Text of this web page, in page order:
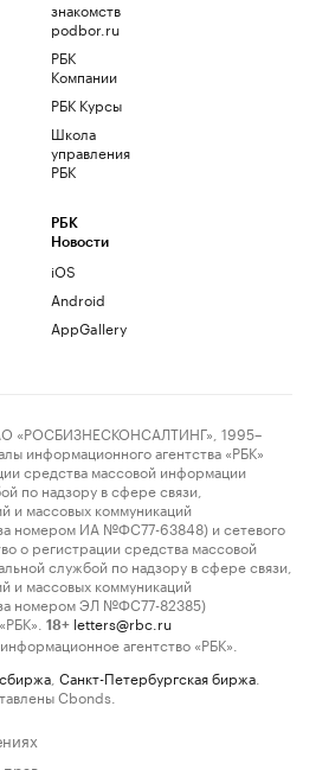
знакомств
podbor.ru
РБК
Компании
РБК Курсы
Школа
управления
РБК
РБК
Новости
iOS
Android
AppGallery
«РОСБИЗНЕСКОНСАЛТИНГ», 1995–
информационного агентства «РБК»
средства массовой информации
по надзору в сфере связи,
и массовых коммуникаций
номером ИА №ФС77-63848) и сетевого
о регистрации средства массовой
службой по надзору в сфере связи,
и массовых коммуникаций
номером ЭЛ №ФС77-82385)
18+ letters@rbc.ru
агентство «РБК».
Санкт-Петербургская биржа
Cbonds.